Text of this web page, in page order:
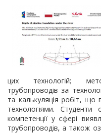
цих технологій;
трубопроводів за
та калькуляція робіт,
технологіями.
компетенції у сфері
трубопроводів, а також